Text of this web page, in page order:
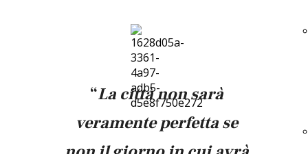
“La città non sarà
veramente perfetta se